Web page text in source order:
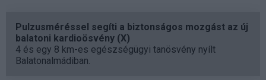
Pulzusméréssel segíti a biztonságos mozgást az új
balatoni kardioösvény (X)
4 és egy 8 km-es egészségügyi tanösvény nyílt
Balatonalmádiban.